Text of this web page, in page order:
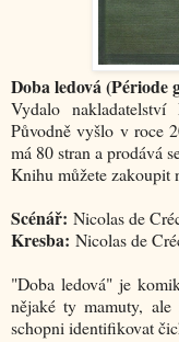
Doba ledová (Période
Vydalo
Původně vyšlo v roce
má 80 stran a prodává
Knihu můžete zakoupit
Scénář: Nicolas de
Kresba: Nicolas de
"Doba ledová" je
nějaké ty mamuty,
schopni identifikovat